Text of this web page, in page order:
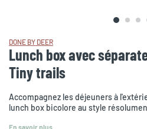
DONE BY DEER
Lunch box avec
Tiny trails
Accompagnez les déjeuners à
lunch box bicolore au style
En savoir plus